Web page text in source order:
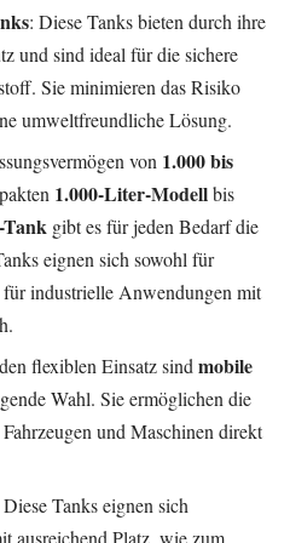
: Diese Tanks bieten durch ihre
und sind ideal für die sichere
Sie minimieren das Risiko
umweltfreundliche Lösung.
von 1.000 bis
1.000-Liter-Modellbis
Tank gibt es für jeden Bedarf die
eignen sich sowohl für
industrielle Anwendungen mit
flexiblen Einsatz sind mobile
Wahl. Sie ermöglichen die
und Maschinen direkt
Tanks eignen sich
ausreichend Platz, wie zum